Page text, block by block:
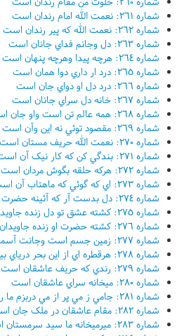
شماره ٢٦١: نعمت الله امام رندان است
شماره ٢٦٢: نعمت الله که پير رندان است
شماره ٢٦٣: دل وجانم فداي جانان است
شماره ٢٦٤: هرچه پيدا وهرچه پنهان است
شماره ٢٦٥: درد ار داري دوا همان است
شماره ٢٦٦: درد دل او دواي جان است
شماره ٢٦٧: خانه دل سراي جانان است
شماره ٢٦٨: همه عالم تن است واو جان است
شماره ٢٦٩: مقصود توئي نه اين وآن است
شماره ٢٧٠: نعمت الله حريف مستان است
شماره ٢٧١: بندگي کن که کار نيک آن است
شماره ٢٧٢: هرکه حلقه بگوش مردان است
شماره ٢٧٣: اي که گوئي که ماهتاب آن است
شماره ٢٧٤: دل بدست آر که آئينه حضرت آن است
شماره ٢٧٥: کشته عشق تو دل زنده جاويدان است
شماره ٢٧٦: کشته حضرت او زنده جاويدان است
شماره ٢٧٧: زمين جسم است وجانت آسمان است
شماره ٢٧٨: هرقطره اي از اين بحر درياي بيکران است
شماره ٢٧٩: رندي که حريف عاشقان است
شماره ٢٨٠: ميخانه سراي عاشقان است
شماره ٢٨١: جامي ز مي پر از مي دربزم ما روان است
شماره ٢٨٢: مقام عاشقان در ملک جان است
شماره ٢٨٣: ميرميخانه ما سيد سرمستان است